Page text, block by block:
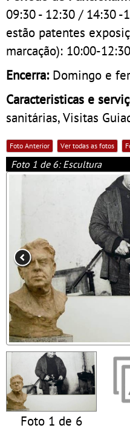
09:30 - 12:30 / 14:30 -
estão patentes
marcação): 10:00-
Encerra: Domingo e
Caracteristicas e
sanitárias, Visitas
Foto Anterior Ver todas as fotos
Foto 1 de 6: Escultura
Foto 1 de 6